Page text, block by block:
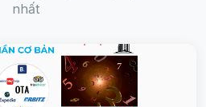
nhất